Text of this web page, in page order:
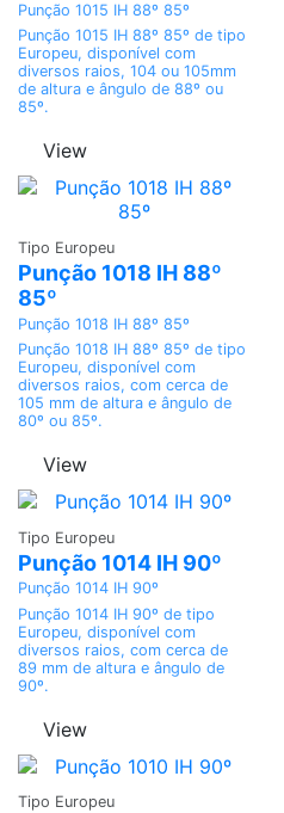
Punção 1015 IH 88º 85º
Punção 1015 IH 88º 85º de tipo
Europeu, disponível com
diversos raios, 104 ou 105mm
de altura e ângulo de 88º ou
85º.
View
Tipo Europeu
Punção 1018 IH 88º
85º
Punção 1018 IH 88º 85º
Punção 1018 IH 88º 85º de tipo
Europeu, disponível com
diversos raios, com cerca de
105 mm de altura e ângulo de
80º ou 85º.
View
Adicionar
Tipo Europeu
Punção 1014 IH 90º
Punção 1014 IH 90º
Punção 1014 IH 90º de tipo
Europeu, disponível com
diversos raios, com cerca de
89 mm de altura e ângulo de
90º.
View
Adicionar
Tipo Europeu